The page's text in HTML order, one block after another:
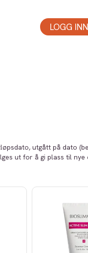
LOGG INN
utgått på dato
ut for å gi plass til nye